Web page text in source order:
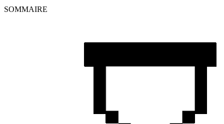
SOMMAIRE